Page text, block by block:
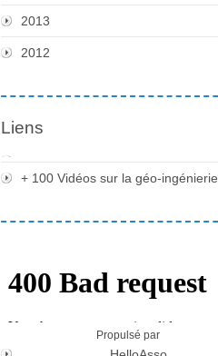
2013
2012
Liens
+ 100 Vidéos sur la géo-ingénierie
Propulsé par